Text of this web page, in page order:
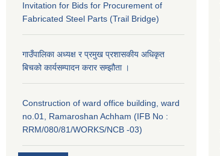
Invitation for Bids for Procurement of
Fabricated Steel Parts (Trail Bridge)
गाउँपालिका अध्यक्ष र प्रमुख प्रशासकीय अधिकृत
बिचको कार्यसम्पादन करार सम्झौता ।
Construction of ward office building, ward
no.01, Ramaroshan Achham (IFB No :
RRM/080/81/WORKS/NCB -03)